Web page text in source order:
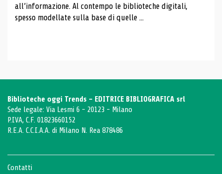
all’informazione. Al contempo le biblioteche digitali,
spesso modellate sulla base di quelle ...
Biblioteche oggi Trends - EDITRICE BIBLIOGRAFICA srl
Sede legale: Via Lesmi 6 - 20123 - Milano
P.IVA, C.F. 01823660152
R.E.A. C.C.I.A.A. di Milano N. Rea 878486
Contatti